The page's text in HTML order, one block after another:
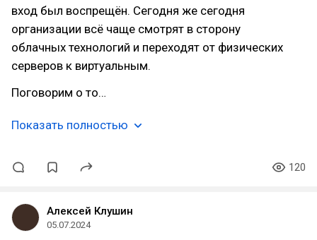
вход был воспрещён. Сегодня же сегодня
организации всё чаще смотрят в сторону
облачных технологий и переходят от физических
серверов к виртуальным.
Поговорим о то…
Показать полностью
120
Алексей Клушин
05.07.2024